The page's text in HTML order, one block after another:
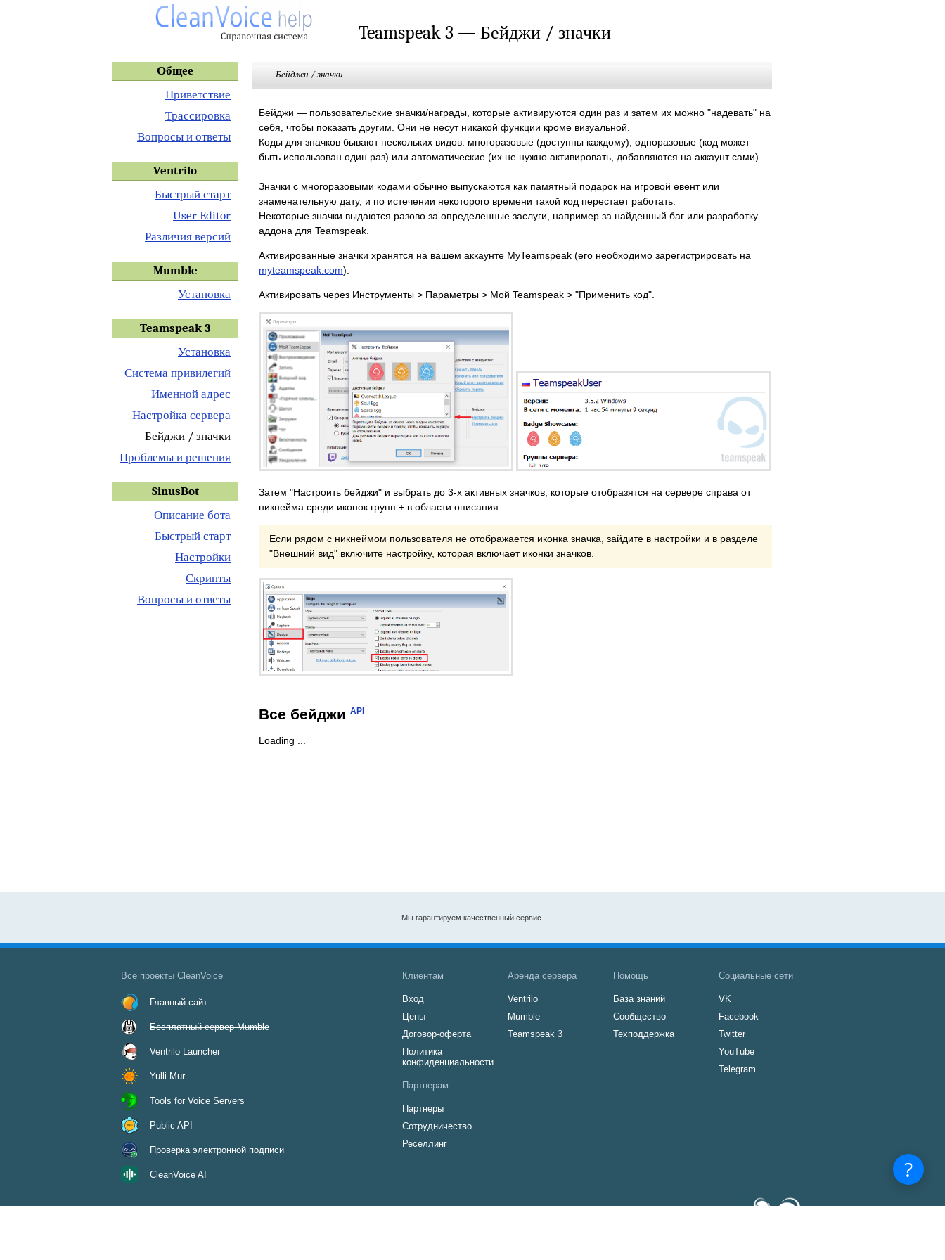
Teamspeak 3 — Бейджи / значки
Общее
Приветствие
Трассировка
Вопросы и ответы
Ventrilo
Быстрый старт
User Editor
Различия версий
Mumble
Установка
Teamspeak 3
Установка
Система привилегий
Именной адрес
Настройка сервера
Бейджи / значки
Проблемы и решения
SinusBot
Описание бота
Быстрый старт
Настройки
Скрипты
Вопросы и ответы
Бейджи / значки
Бейджи — пользовательские значки/награды, которые активируются один раз и затем их можно "надевать" на
себя, чтобы показать другим. Они не несут никакой функции кроме визуальной.
Коды для значков бывают нескольких видов: многоразовые (доступны каждому), одноразовые (код может
быть использован один раз) или автоматические (их не нужно активировать, добавляются на аккаунт сами).
Значки с многоразовыми кодами обычно выпускаются как памятный подарок на игровой евент или
знаменательную дату, и по истечении некоторого времени такой код перестает работать.
Некоторые значки выдаются разово за определенные заслуги, например за найденный баг или разработку
аддона для Teamspeak.
Активированные значки хранятся на вашем аккаунте MyTeamspeak (его необходимо зарегистрировать на
myteamspeak.com).
Активировать через Инструменты > Параметры > Мой Teamspeak > "Применить код".
Затем "Настроить бейджи" и выбрать до 3-х активных значков, которые отобразятся на сервере справа от
никнейма среди иконок групп + в области описания.
Если рядом с никнеймом пользователя не отображается иконка значка, зайдите в настройки и в разделе
"Внешний вид" включите настройку, которая включает иконки значков.
Все бейджи API
Loading ...
Мы гарантируем качественный сервис.
Все проекты CleanVoice
Главный сайт
Бесплатный сервер Mumble
Ventrilo Launcher
Yulli Mur
Tools for Voice Servers
Public API
Проверка электронной подписи
CleanVoice AI
Клиентам
Вход
Цены
Договор-оферта
Политика
конфиденциальности
Партнерам
Партнеры
Сотрудничество
Реселлинг
Аренда сервера
Ventrilo
Mumble
Teamspeak 3
Помощь
База знаний
Сообщество
Техподдержка
Социальные сети
VK
Facebook
Twitter
YouTube
Telegram